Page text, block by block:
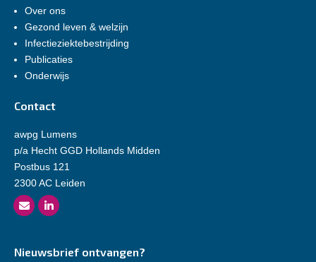
Over ons
Gezond leven & welzijn
Infectieziektebestrijding
Publicaties
Onderwijs
Contact
awpg Lumens
p/a Hecht GGD Hollands Midden
Postbus 121
2300 AC Leiden
Nieuwsbrief ontvangen?